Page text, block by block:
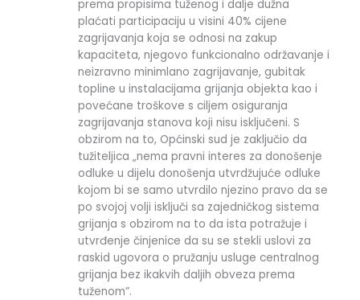
prema propisima tuženog i dalje dužna
plaćati participaciju u visini 40% cijene
zagrijavanja koja se odnosi na zakup
kapaciteta, njegovo funkcionalno održavanje i
neizravno minimlano zagrijavanje, gubitak
topline u instalacijama grijanja objekta kao i
povećane troškove s ciljem osiguranja
zagrijavanja stanova koji nisu isključeni. S
obzirom na to, Općinski sud je zaključio da
tužiteljica „nema pravni interes za donošenje
odluke u dijelu donošenja utvrdžujuće odluke
kojom bi se samo utvrdilo njezino pravo da se
po svojoj volji isključi sa zajedničkog sistema
grijanja s obzirom na to da ista potražuje i
utvrđenje činjenice da su se stekli uslovi za
raskid ugovora o pružanju usluge centralnog
grijanja bez ikakvih daljih obveza prema
tuženom”.